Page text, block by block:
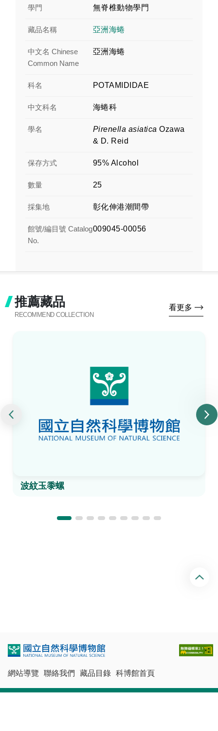
學門 無脊椎動物學門
藏品名稱 亞洲海蜷
中文名 Chinese
Common Name
亞洲海蜷
科名 POTAMIDIDAE
中文科名 海蜷科
學名 Pirenella asiatica Ozawa
& D. Reid
保存方式 95% Alcohol
數量 25
採集地 彰化伸港潮間帶
館號/編目號 Catalog
No.
009045-00056
推薦藏品
RECOMMEND COLLECTION
看更多
波紋玉黍螺
網站導覽 聯絡我們 藏品目錄 科博館首頁
回
頂
端